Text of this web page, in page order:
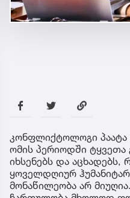
კონფლიქტოლოგი პაატა
ომის პერიოდში ტყვეთა
იხსენებს და აცხადებს,
ყოველდღიურ
მონაწილეობა არ